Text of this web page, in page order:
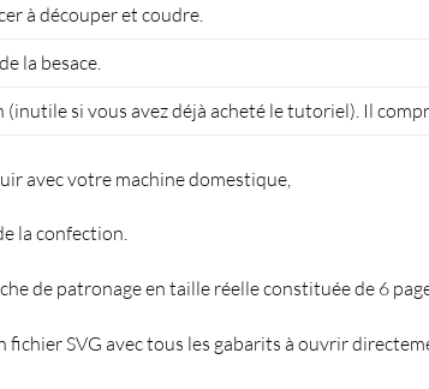
à découper et coudre.
la besace.
si vous avez déjà acheté le tutoriel). Il
avec votre machine domestique,
la confection.
de patronage en taille réelle constituée de 6
SVG avec tous les gabarits à ouvrir